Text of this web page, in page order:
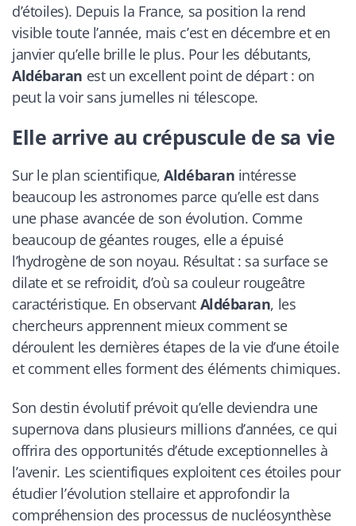
d’étoiles). Depuis la France, sa position la rend
visible toute l’année, mais c’est en décembre et en
janvier qu’elle brille le plus. Pour les débutants,
Aldébaran est un excellent point de départ : on
peut la voir sans jumelles ni télescope.
Elle arrive au crépuscule de sa vie
Sur le plan scientifique,Aldébaran intéresse
beaucoup les astronomes parce qu’elle est dans
une phase avancée de son évolution. Comme
beaucoup de géantes rouges, elle a épuisé
l’hydrogène de son noyau. Résultat : sa surface se
dilate et se refroidit, d’où sa couleur rougeâtre
caractéristique. En observant Aldébaran, les
chercheurs apprennent mieux comment se
déroulent les dernières étapes de la vie d’une étoile
et comment elles forment des éléments chimiques.
Son destin évolutif prévoit qu’elle deviendra une
supernova dans plusieurs millions d’années, ce qui
offrira des opportunités d’étude exceptionnelles à
l’avenir. Les scientifiques exploitent ces étoiles pour
étudier l’évolution stellaire et approfondir la
compréhension des processus de nucléosynthèse